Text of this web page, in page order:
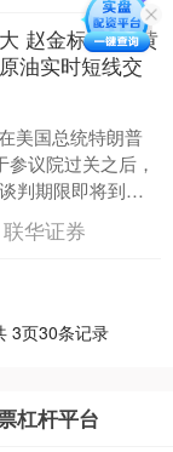
赵金标：7.3黄
油实时短线交
美国总统特朗普
参议院过关之后，
判期限即将到来
大，投资者纷纷
联华证券
3页30条记录
杠杆平台